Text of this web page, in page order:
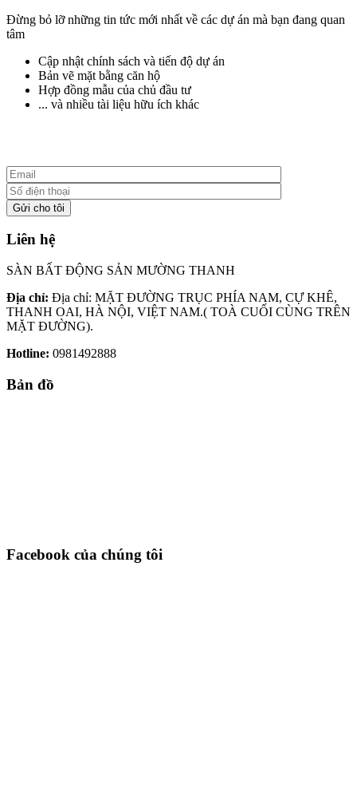
Đừng bỏ lỡ những tin tức mới nhất về các dự án mà bạn đang quan
tâm
Cập nhật chính sách và tiến độ dự án
Bản vẽ mặt bằng căn hộ
Hợp đồng mẫu của chủ đầu tư
... và nhiều tài liệu hữu ích khác
Liên hệ
SÀN BẤT ĐỘNG SẢN MƯỜNG THANH
Địa chỉ: Địa chỉ: MẶT ĐƯỜNG TRỤC PHÍA NAM, CỰ KHÊ,
THANH OAI, HÀ NỘI, VIỆT NAM.( TOÀ CUỐI CÙNG TRÊN
MẶT ĐƯỜNG).
Hotline: 0981492888
Bản đồ
Facebook của chúng tôi